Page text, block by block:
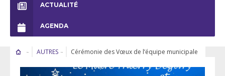
ACTUALITÉ
AGENDA
AUTRES Cérémonie des Vœux de l’équipe municipale